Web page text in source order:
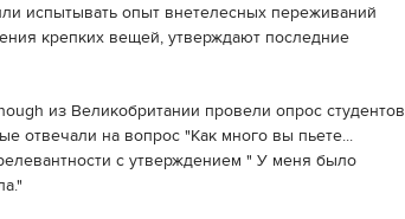
испытывать опыт внетелесных переживаний
крепких вещей, утверждают последние
из Великобритании провели опрос студентов
отвечали на вопрос "Как много вы пьете...
с утверждением " У меня было